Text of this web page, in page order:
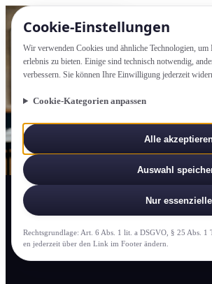
Cookie-Einstellung­en
Wir verwenden Cookies und ähnliche Technologien,
erlebnis zu bieten. Einige sind technisch notwendig,
verbessern. Sie können Ihre Einwilligung jederzeit
Cookie-Kategorien anpassen
Alle
Auswahl
Nur essenzielle
Rechtsgrundlage: Art. 6 Abs. 1 lit. a DSGVO, § 25 Abs.
en jederzeit über den Link im Footer ändern.